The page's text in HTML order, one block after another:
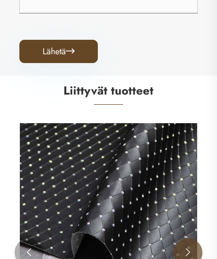
Lähetä
Liittyvät tuotteet
 